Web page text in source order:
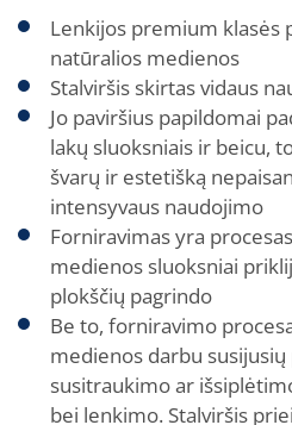
Lenkijos premium klasės
natūralios medienos
Stalviršis skirtas vidaus
Jo paviršius papildomai
lakų sluoksniais ir beicu,
švarų ir estetišką
intensyvaus naudojimo
Forniravimas yra
medienos sluoksniai
plokščių pagrindo
Be to, forniravimo
medienos darbu
susitraukimo ar
bei lenkimo. Stalviršis